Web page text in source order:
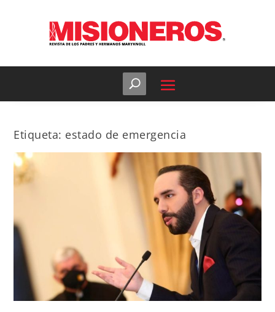
Etiqueta: estado de emergencia